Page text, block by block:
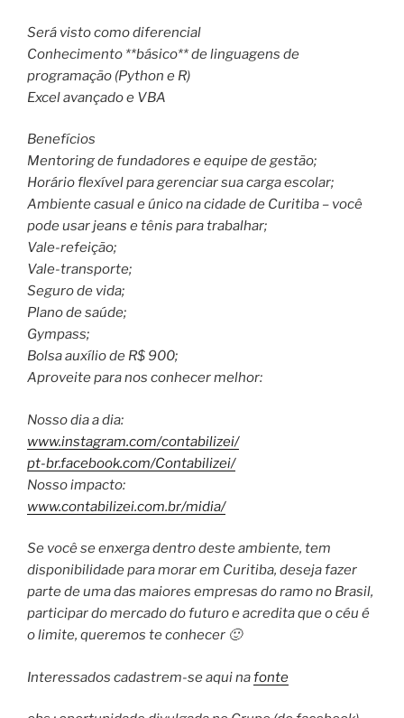
Será visto como diferencial
Conhecimento **básico** de linguagens de
programação (Python e R)
Excel avançado e VBA
Benefícios
Mentoring de fundadores e equipe de gestão;
Horário flexível para gerenciar sua carga escolar;
Ambiente casual e único na cidade de Curitiba – você
pode usar jeans e tênis para trabalhar;
Vale-refeição;
Vale-transporte;
Seguro de vida;
Plano de saúde;
Gympass;
Bolsa auxílio de R$ 900;
Aproveite para nos conhecer melhor:
Nosso dia a dia:
www.instagram.com/contabilizei/
pt-br.facebook.com/Contabilizei/
Nosso impacto:
www.contabilizei.com.br/midia/
Se você se enxerga dentro deste ambiente, tem
disponibilidade para morar em Curitiba, deseja fazer
parte de uma das maiores empresas do ramo no Brasil,
participar do mercado do futuro e acredita que o céu é
o limite, queremos te conhecer 🙂
Interessados cadastrem-se aqui nafonte